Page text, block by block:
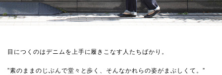
目につくのはデニムを上手に履きこなす人たちばかり。
”素のままのじぶんで堂々と歩く、そんなかれらの姿がまぶしくて。”